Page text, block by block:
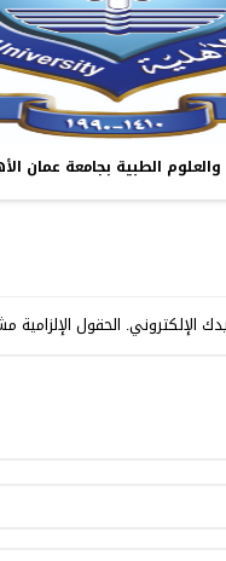
الطبية بجامعة عمان
الإلكتروني. الحقول الإلزامية